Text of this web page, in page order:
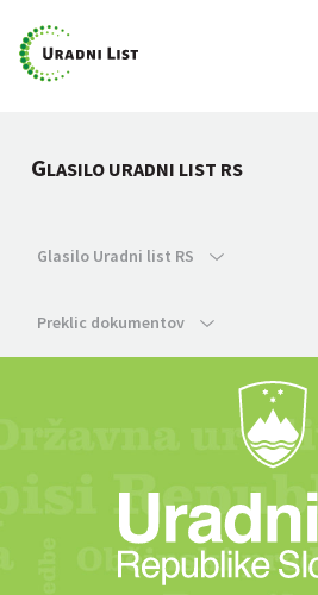
GLASILO URADNI LIST RS
Glasilo Uradni list RS
Preklic dokumentov